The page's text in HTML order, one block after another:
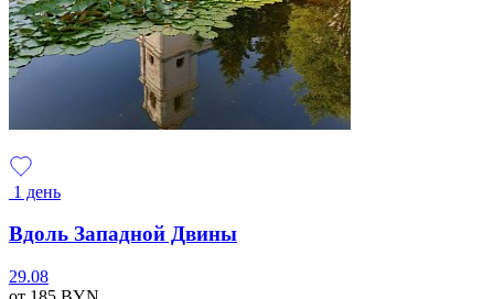
1 день
Вдоль Западной Двины
29.08